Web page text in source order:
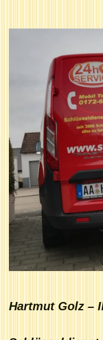
Hartmut Golz –